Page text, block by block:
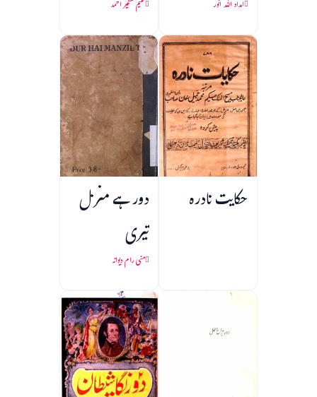
امداد اللہ انور حکیم تسخیر احمد
حکایت نادرہ دور ہے منزل
تیری
منی رام دیوانہ